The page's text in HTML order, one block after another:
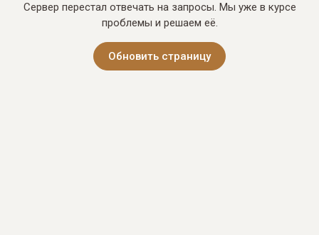
Сервер перестал отвечать на запросы. Мы уже в курсе
проблемы и решаем её.
Обновить страницу